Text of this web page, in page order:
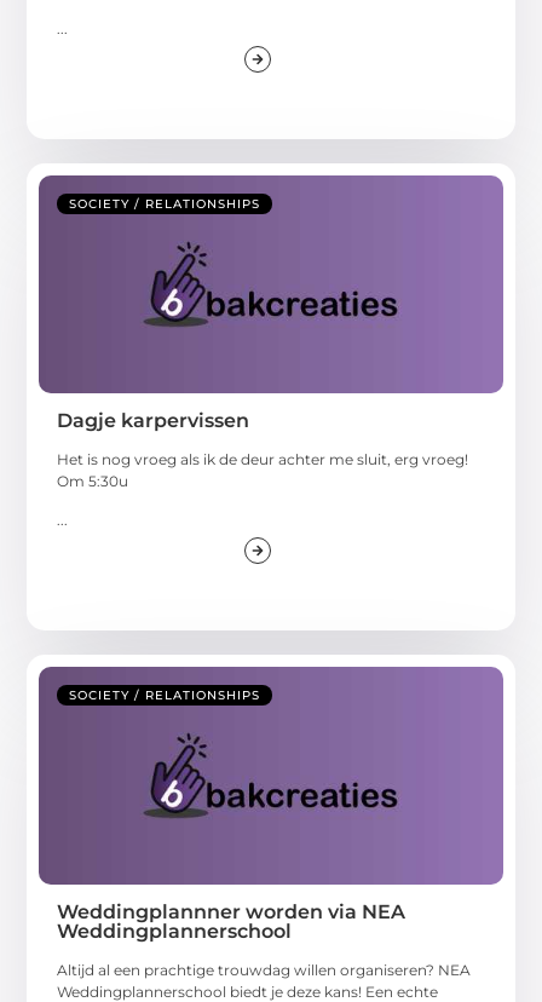
SOCIETY / RELATIONSHIPS
Dagje karpervissen
Het is nog vroeg als ik de deur achter me sluit, erg vroeg!
Om 5:30u
SOCIETY / RELATIONSHIPS
Weddingplannner worden via NEA
Weddingplannerschool
Altijd al een prachtige trouwdag willen organiseren? NEA
Weddingplannerschool biedt je deze kans! Een echte